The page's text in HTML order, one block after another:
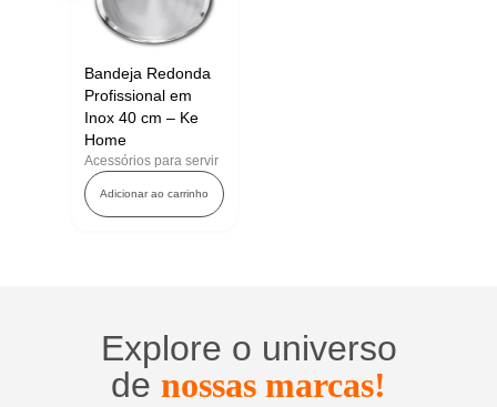
Bandeja Redonda
Profissional em
Inox 40 cm – Ke
Home
Acessórios para servir
Adicionar ao carrinho
Explore o universo
de nossas marcas!